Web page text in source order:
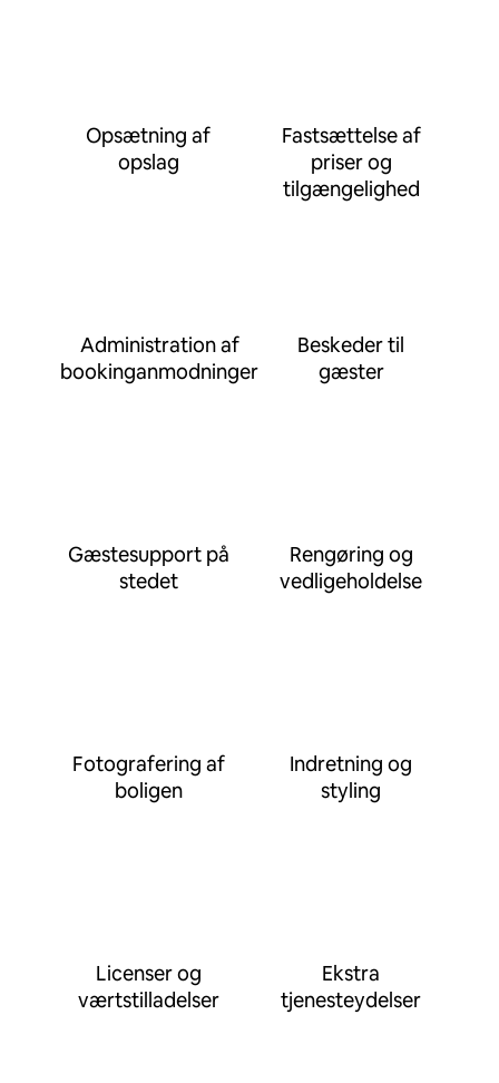
Opsætning af
opslag
Fastsættelse af
priser og
tilgængelighed
Administration af
bookinganmodninger
Beskeder til
gæster
Gæstesupport på
stedet
Rengøring og
vedligeholdelse
Fotografering af
boligen
Indretning og
styling
Licenser og
værtstilladelser
Ekstra
tjenesteydelser